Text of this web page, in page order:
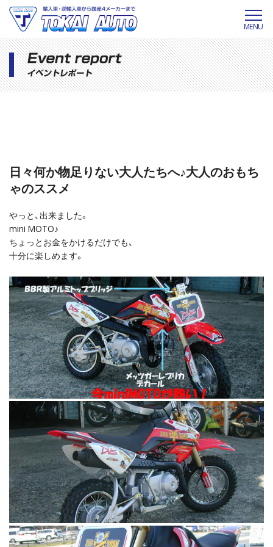
MENU
日々何か物足りない大人たちへ♪大人のおもち
ゃのススメ
やっと、出来ました。
mini MOTO♪
ちょっとお金をかけるだけでも、
十分に楽しめます。